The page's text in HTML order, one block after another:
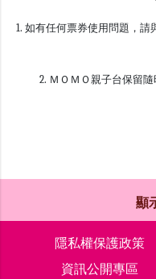
1. 如有任何票券使用問題，請
2. ＭＯＭＯ親子台保留
顯
隱私權保護政策
資訊公開專區